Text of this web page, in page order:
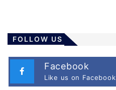
FOLLOW US
Facebook
Like us on Facebook